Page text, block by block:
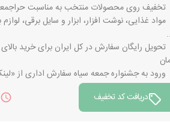
تخفیف روی محصولات منتخب به مناسبت
مواد غذایی، نوشت افزار، ابزار و سایل برقی،
ورود به جشنواره جمعه سیاه سفارش اداری از
دریافت کد تخفیف